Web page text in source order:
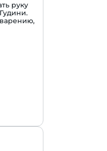
руку